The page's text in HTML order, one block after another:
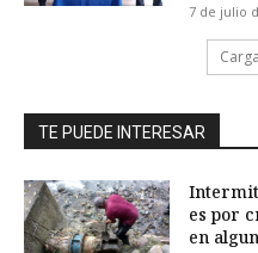
7 de julio
TE PUEDE INTERESAR
es por
en